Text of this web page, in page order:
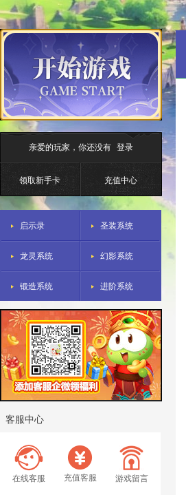
亲爱的玩家，你还没有 登录
领取新手卡 充值中心
启示录 圣装系统
龙灵系统 幻影系统
锻造系统 进阶系统
客服中心
在线客服 充值客服 游戏留言